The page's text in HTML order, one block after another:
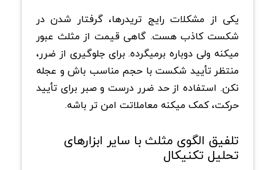
یکی از مشکلات رایج تریدرها، گرفتار شدن در
شکست کاذب هست. گاهی قیمت از مثلث عبور
میکنه ولی دوباره برمیگرده. برای جلوگیری از ضرر،
منتظر تأیید شکست با حجم مناسب باش و عجله
نکن. استفاده از حد ضرر درست و صبر برای تأیید
حرکت، کمک میکنه معاملاتت امن تر باشه.
تلفیق الگوی مثلث با سایر ابزارهای
تحلیل تکنیکال